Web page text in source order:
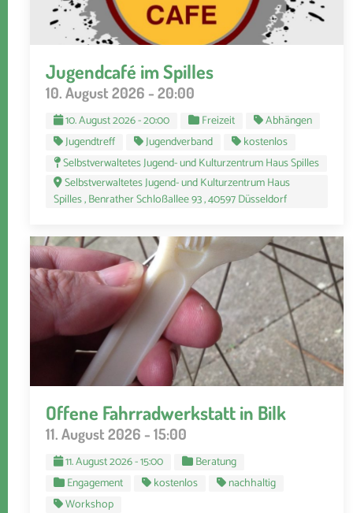
Jugendcafé im Spilles
10. August 2026 - 20:00
10. August 2026 - 20:00 Freizeit
Abhängen
Jugendtreff
Jugendverband
kostenlos
Selbstverwaltetes Jugend- und Kulturzentrum Haus Spilles
Selbstverwaltetes Jugend- und Kulturzentrum Haus
Spilles , Benrather Schloßallee 93 , 40597 Düsseldorf
Offene Fahrradwerkstatt in Bilk
11. August 2026 - 15:00
11. August 2026 - 15:00
Beratung
Engagement
kostenlos
nachhaltig
Workshop